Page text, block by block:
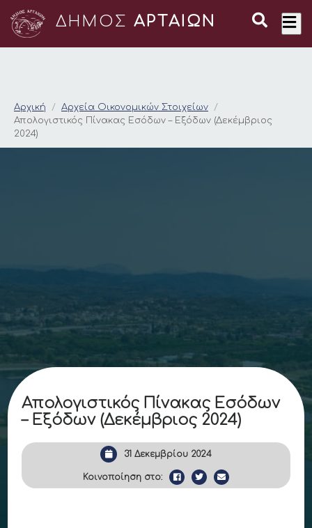
ΔΗΜΟΣ ΑΡΤΑΙΩΝ
Απολογιστικός
Αρχική
Αρχεία Οικονομικών Στοιχείων
Απολογιστικός Πίνακας Εσόδων – Εξόδων (Δεκέμβριος
2024)
Απολογιστικός Πίνακας Εσόδων
– Εξόδων (Δεκέμβριος 2024)
31 Δεκεμβρίου 2024
Κοινοποίηση στο: